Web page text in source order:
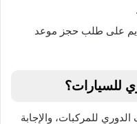
على طلب حجز موعد
للسيارات؟
للمركبات، والإجابة